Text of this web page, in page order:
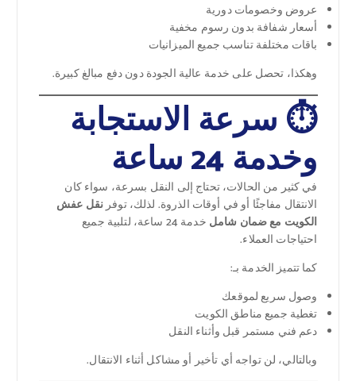
عروض وخصومات دورية
أسعار شفافة بدون رسوم مخفية
باقات مختلفة تناسب جميع الميزانيات
وهكذا، تحصل على خدمة عالية الجودة دون دفع مبالغ كبيرة.
⏱️ سرعة الاستجابة
وخدمة 24 ساعة
في كثير من الحالات، تحتاج إلى النقل بسرعة، سواء كان
الانتقال مفاجئًا أو في أوقات الذروة. لذلك، توفرنقل عفش
الكويت مع ضمان شامل
خدمة 24 ساعة، لتلبية جميع
احتياجات العملاء.
كما تتميز الخدمة بـ:
وصول سريع لموقعك
تغطية جميع مناطق الكويت
دعم فني مستمر قبل وأثناء النقل
وبالتالي، لن تواجه أي تأخير أو مشاكل أثناء الانتقال.